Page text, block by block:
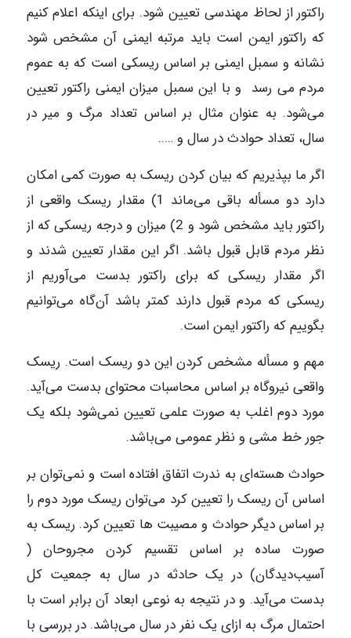
راکتور از لحاظ مهندسی تعیین شود. برای اینکه اعلام کنیم
که راکتور ایمن است باید مرتبه ایمنی آن مشخص شود
نشانه و سمبل ایمنی بر اساس ریسکی است که به عموم
مردم می رسد و با این سمبل میزان ایمنی راکتور تعیین
می‌شود. به عنوان مثال بر اساس تعداد مرگ و میر در
سال، تعداد حوادث در سال و …..
اگر ما بپذیریم که بیان کردن ریسک به صورت کمی امکان
دارد دو مسأله باقی می‌ماند 1) مقدار ریسک واقعی از
راکتور باید مشخص شود و 2) میزان و درجه ریسکی که از
نظر مردم قابل قبول باشد. اگر این مقدار تعیین شدند و
اگر مقدار ریسکی که برای راکتور بدست می‌آوریم از
ریسکی که مردم قبول دارند کمتر باشد آن‌گاه می‌توانیم
بگوییم که راکتور ایمن است.
مهم و مسأله مشخص کردن این دو ریسک است. ریسک
واقعی نیروگاه بر اساس محاسبات محتوای بدست می‌آید.
مورد دوم اغلب به صورت علمی تعیین نمی‌شود بلکه یک
جور خط مشی و نظر عمومی می‌باشد.
حوادث هسته‌ای به ندرت اتفاق افتاده است و نمی‌توان بر
اساس آن ریسک را تعیین کرد می‌توان ریسک مورد دوم را
بر اساس دیگر حوادث و مصیبت ها تعیین کرد. ریسک به
صورت ساده بر اساس تقسیم کردن مجروحان (
آسیب‌دیدگان) در یک حادثه در سال به جمعیت کل
بدست می‌آید. و در نتیجه به نوعی ابعاد آن برابر است با
احتمال مرگ به ازای یک نفر در سال می‌باشد. در بررسی با